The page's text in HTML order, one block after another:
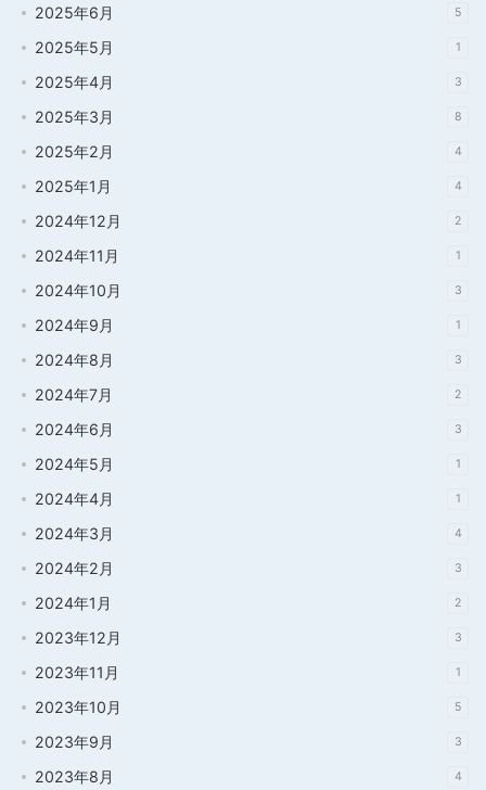
2025年6月 5
2025年5月 1
2025年4月 3
2025年3月 8
2025年2月 4
2025年1月 4
2024年12月 2
2024年11月 1
2024年10月 3
2024年9月 1
2024年8月 3
2024年7月 2
2024年6月 3
2024年5月 1
2024年4月 1
2024年3月 4
2024年2月 3
2024年1月 2
2023年12月 3
2023年11月 1
2023年10月 5
2023年9月 3
2023年8月 4